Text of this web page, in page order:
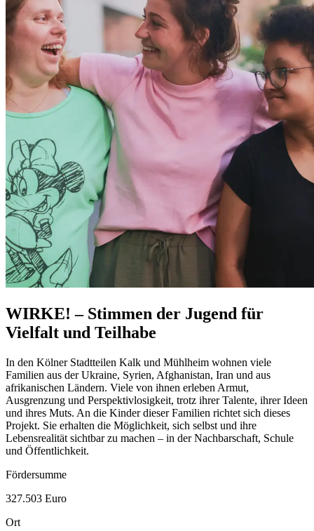
WIRKE! – Stimmen der Jugend für
Vielfalt und Teilhabe
In den Kölner Stadtteilen Kalk und Mühlheim wohnen viele
Familien aus der Ukraine, Syrien, Afghanistan, Iran und aus
afrikanischen Ländern. Viele von ihnen erleben Armut,
Ausgrenzung und Perspektivlosigkeit, trotz ihrer Talente, ihrer Ideen
und ihres Muts. An die Kinder dieser Familien richtet sich dieses
Projekt. Sie erhalten die Möglichkeit, sich selbst und ihre
Lebensrealität sichtbar zu machen – in der Nachbarschaft, Schule
und Öffentlichkeit.
Fördersumme
327.503 Euro
Ort